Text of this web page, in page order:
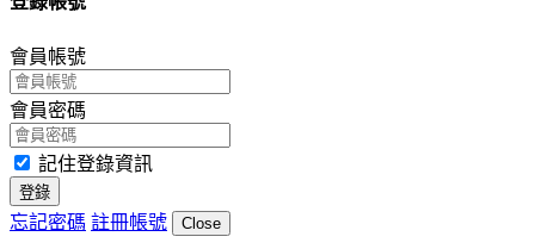
會員帳號
會員密碼
記住登錄資訊
登錄
忘記密碼 註冊帳號 Close